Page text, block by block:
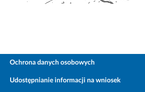
Ochrona danych osobowych
Udostępnianie informacji na wniosek